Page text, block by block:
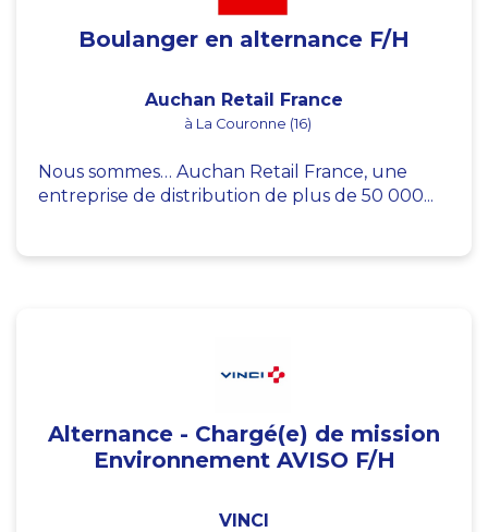
Boulanger en alternance F/H
Auchan Retail France
à La Couronne (16)
Nous sommes… Auchan Retail France, une
entreprise de distribution de plus de 50 000...
Alternance - Chargé(e) de mission
Environnement AVISO F/H
VINCI